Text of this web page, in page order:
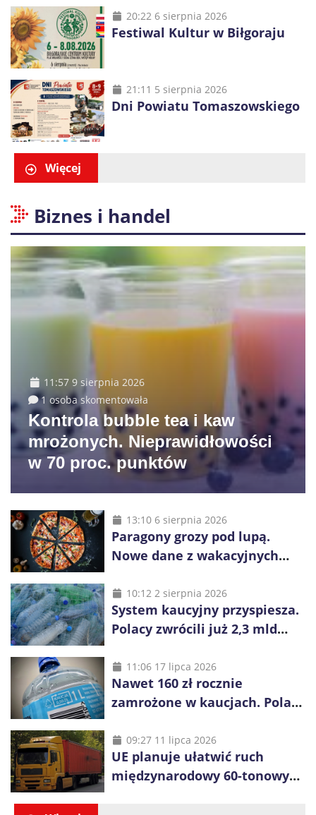
20:22 6 sierpnia 2026
Festiwal Kultur w Biłgoraju
21:11 5 sierpnia 2026
Dni Powiatu Tomaszowskiego
Więcej
Biznes i handel
11:57 9 sierpnia 2026
1 osoba skomentowała
Kontrola bubble tea i kaw
mrożonych. Nieprawidłowości
w 70 proc. punktów
13:10 6 sierpnia 2026
Paragony grozy pod lupą.
Nowe dane z wakacyjnych
10:12 2 sierpnia 2026
System kaucyjny przyspiesza.
Polacy zwrócili już 2,3 mld
11:06 17 lipca 2026
Nawet 160 zł rocznie
zamrożone w kaucjach. Polacy
vouchery
09:27 11 lipca 2026
UE planuje ułatwić ruch
międzynarodowy 60-tonowych